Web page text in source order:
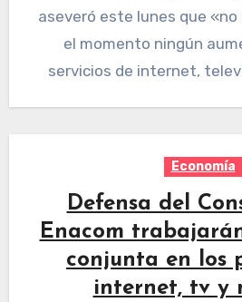
aseveró este lunes que
el momento ningún
servicios de internet,
Economía
Defensa del
Enacom
conjunta en los
internet, tv y